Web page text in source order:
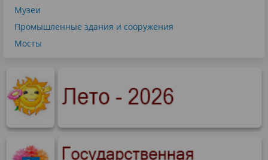
Музеи
Промышленные здания и сооружения
Мосты